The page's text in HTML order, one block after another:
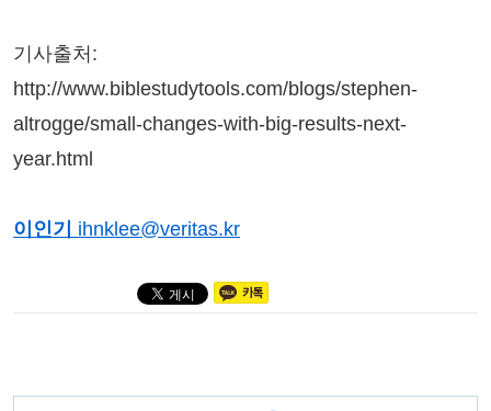
기사출처:
http://www.biblestudytools.com/blogs/stephen-
altrogge/small-changes-with-big-results-next-
year.html
이인기 ihnklee@veritas.kr